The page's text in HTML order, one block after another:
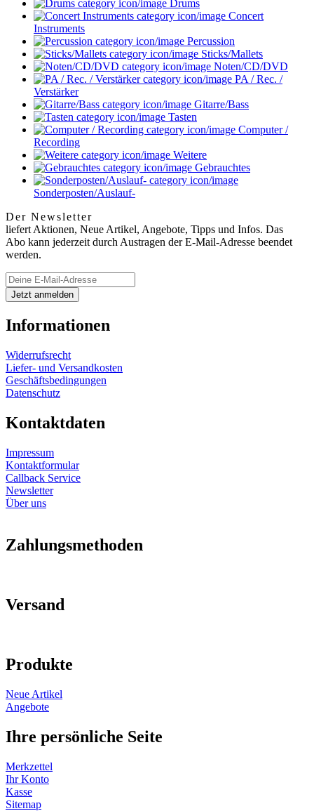
Drums
Concert
Instruments
Percussion
Sticks/Mallets
Noten/CD/DVD
PA / Rec. /
Verstärker
Gitarre/Bass
Tasten
Computer /
Recording
Weitere
Gebrauchtes
Sonderposten/Auslauf-
Der Newsletter
liefert Aktionen, Neue Artikel, Angebote, Tipps und Infos. Das
Abo kann jederzeit durch Austragen der E-Mail-Adresse beendet
werden.
Informationen
Widerrufsrecht
Liefer- und Versandkosten
Geschäftsbedingungen
Datenschutz
Kontaktdaten
Impressum
Kontaktformular
Callback Service
Newsletter
Über uns
Zahlungsmethoden
Versand
Produkte
Neue Artikel
Angebote
Ihre persönliche Seite
Merkzettel
Ihr Konto
Kasse
Sitemap